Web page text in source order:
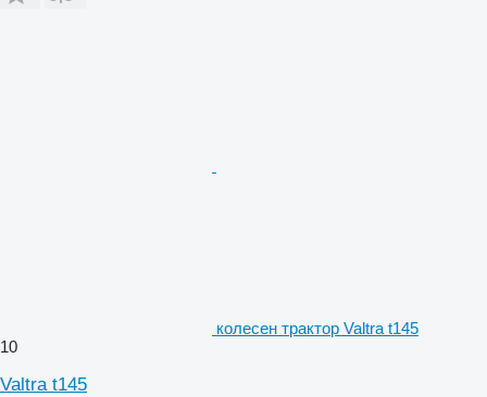
колесен трактор Valtra t145
10
Valtra t145